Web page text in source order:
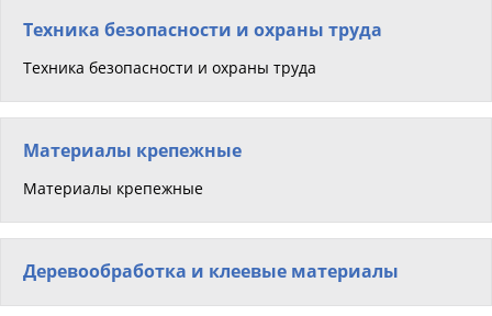
Техника безопасности и охраны труда
Техника безопасности и охраны труда
Материалы крепежные
Материалы крепежные
Деревообработка и клеевые материалы